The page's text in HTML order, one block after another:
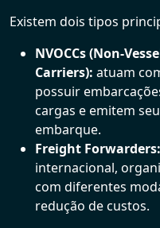
Existem dois tipos
NVOCCs (Non-
Carriers): atuam
possuir
cargas e emitem
embarque.
Freight Forwarders:
internacional,
com diferentes
redução de custos.